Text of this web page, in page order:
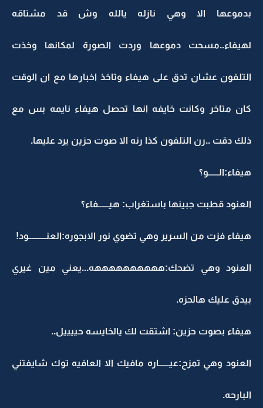
بدموعها الا وهي نازله يالله وش قد مشتاقه
لهيفاء..مسحت دموعها وردت الصورة لمكانها وخذت
التلفون عشان تدق على هيفاء وتاخذ اخبارها مع ان الوقت
كان متاخر وكانت خايفه انها تحصل هيفاء نايمه بس مع
ذلك دقت ..رن التلفون كذا رنه الا صوت حزين يرد عليها.
هيفاء:الــــــو؟
العنود قطبت جبينها باستغراب: هيــــــفاء؟
هيفاء فزت من السرير وهي تضوي نور الابجوره:العنــــــــــود!
العنود وهي تضحك:ههههههههههه...يعني مين غيري
بيدق عليك هالحزه.
هيفاء بصوت حزين: اشتقت لك يالخايسه حييييل..
العنود وهي تمزح:عيــــــاره مافيك الا العافيه توك شايفتني
البارحه.